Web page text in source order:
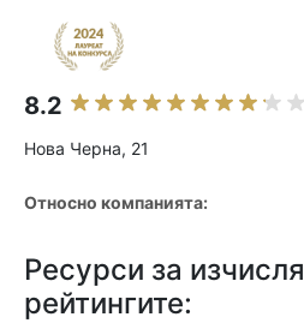
8.2
Нова Черна, 21
Относно компанията:
Ресурси за
рейтингите: